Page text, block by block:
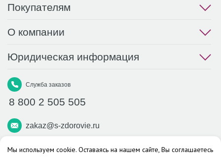
Покупателям
О компании
Юридическая информация
Служба заказов
8 800 2 505 505
zakaz@s-zdorovie.ru
Макс Вконтакте Телеграм
Мы используем cookie. Оставаясь на нашем сайте, Вы соглашаетесь